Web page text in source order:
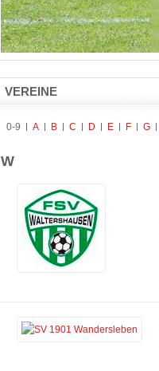
VEREINE
0-9 A B C D E F G
W